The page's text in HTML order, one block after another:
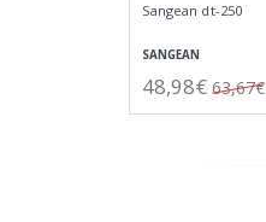
Sangean dt-250
SANGEAN
48,98€ 63,67€